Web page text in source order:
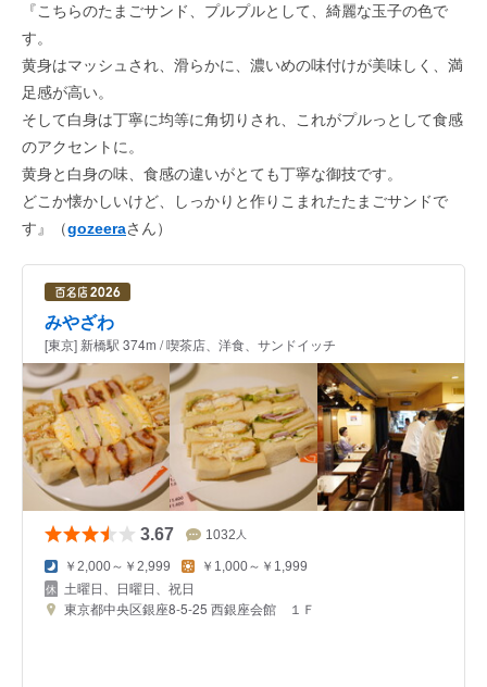
『こちらのたまごサンド、プルプルとして、綺麗な玉子の色で
す。
黄身はマッシュされ、滑らかに、濃いめの味付けが美味しく、満
足感が高い。
そして白身は丁寧に均等に角切りされ、これがプルっとして食感
のアクセントに。
黄身と白身の味、食感の違いがとても丁寧な御技です。
どこか懐かしいけど、しっかりと作りこまれたたまごサンドで
す』（gozeeraさん）
みやざわ
[東京] 新橋駅 374m / 喫茶店、洋食、サンドイッチ
3.67 1032 人
￥2,000～￥2,999 ￥1,000～￥1,999
土曜日、日曜日、祝日
東京都中央区銀座8-5-25 西銀座会館 １Ｆ